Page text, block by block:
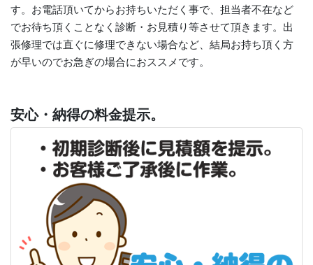
す。お電話頂いてからお持ちいただく事で、担当者不在など
でお待ち頂くことなく診断・お見積り等させて頂きます。出
張修理では直ぐに修理できない場合など、結局お持ち頂く方
が早いのでお急ぎの場合におススメです。
安心・納得の料金提示。